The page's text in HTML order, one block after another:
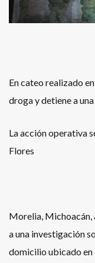
En cateo realizado
droga y detiene a
La acción operativa
Flores
Morelia, Michoacán,
a una investigación
domicilio ubicado en